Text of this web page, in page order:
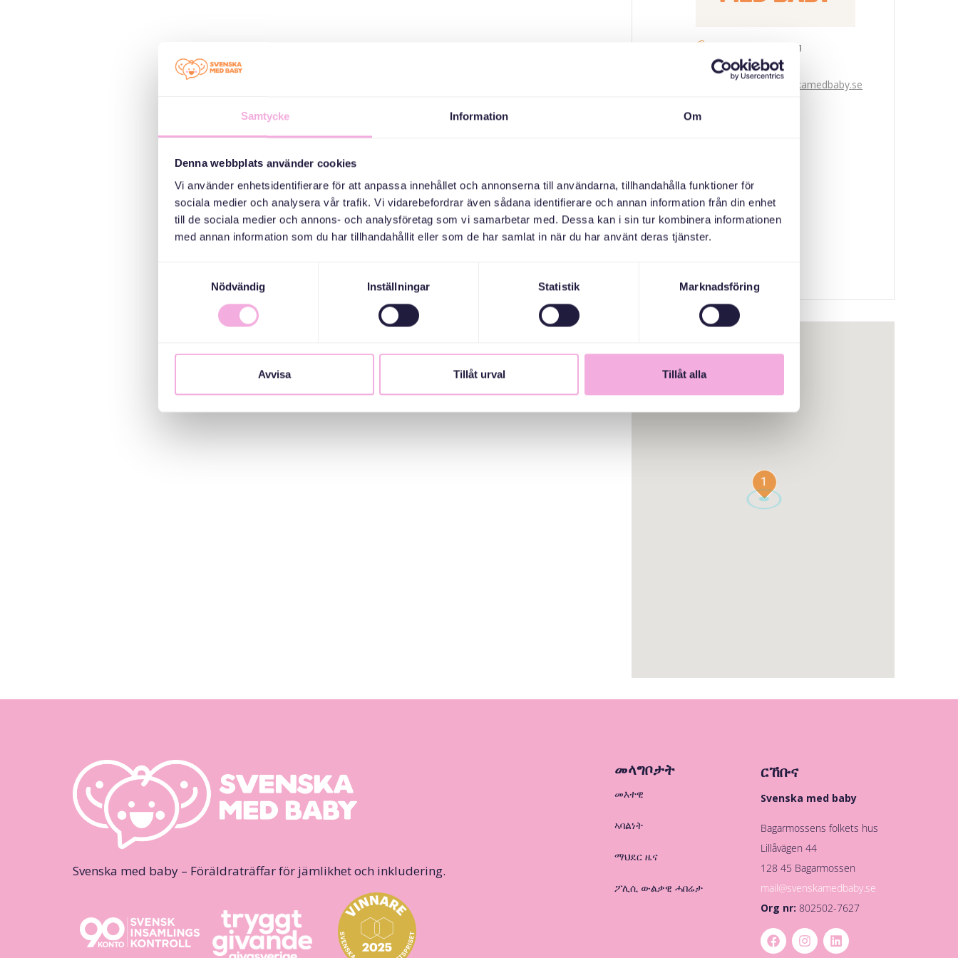
Samtycke Information Om
Denna webbplats använder cookies
Vi använder enhetsidentifierare för att anpassa innehållet och annonserna till användarna, tillhandahålla funktioner för
sociala medier och analysera vår trafik. Vi vidarebefordrar även sådana identifierare och annan information från din enhet
till de sociala medier och annons- och analysföretag som vi samarbetar med. Dessa kan i sin tur kombinera informationen
med annan information som du har tillhandahållit eller som de har samlat in när du har använt deras tjänster.
Nödvändig
Inställningar Statistik Marknadsföring
Avvisa Tillåt urval Tillåt alla
Svenska med baby
ኢመይል
bokningen@svenskamedbaby.se
Svenska Bostäder
1
Svenska med baby – Föräldraträffar för jämlikhet och inkludering.
መላግቦታት
መእተዊ
ኣባልነት
ማህደር ዜና
ፖሊሲ ውልቃዊ ሓበሬታ
ርኸቡና
Svenska med baby
Bagarmossens folkets hus
Lillåvägen 44
128 45 Bagarmossen
mail@svenskamedbaby.se
Org nr: 802502-7627